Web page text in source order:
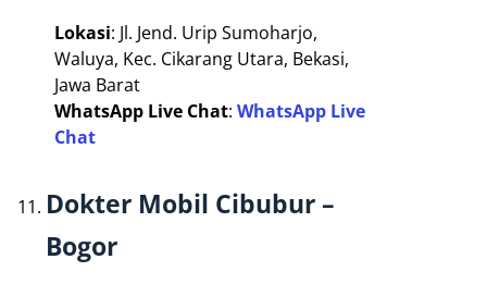
Lokasi: Jl. Jend. Urip Sumoharjo,
Waluya, Kec. Cikarang Utara, Bekasi,
Jawa Barat
WhatsApp Live Chat: WhatsApp Live
Chat
Dokter Mobil Cibubur –
Bogor